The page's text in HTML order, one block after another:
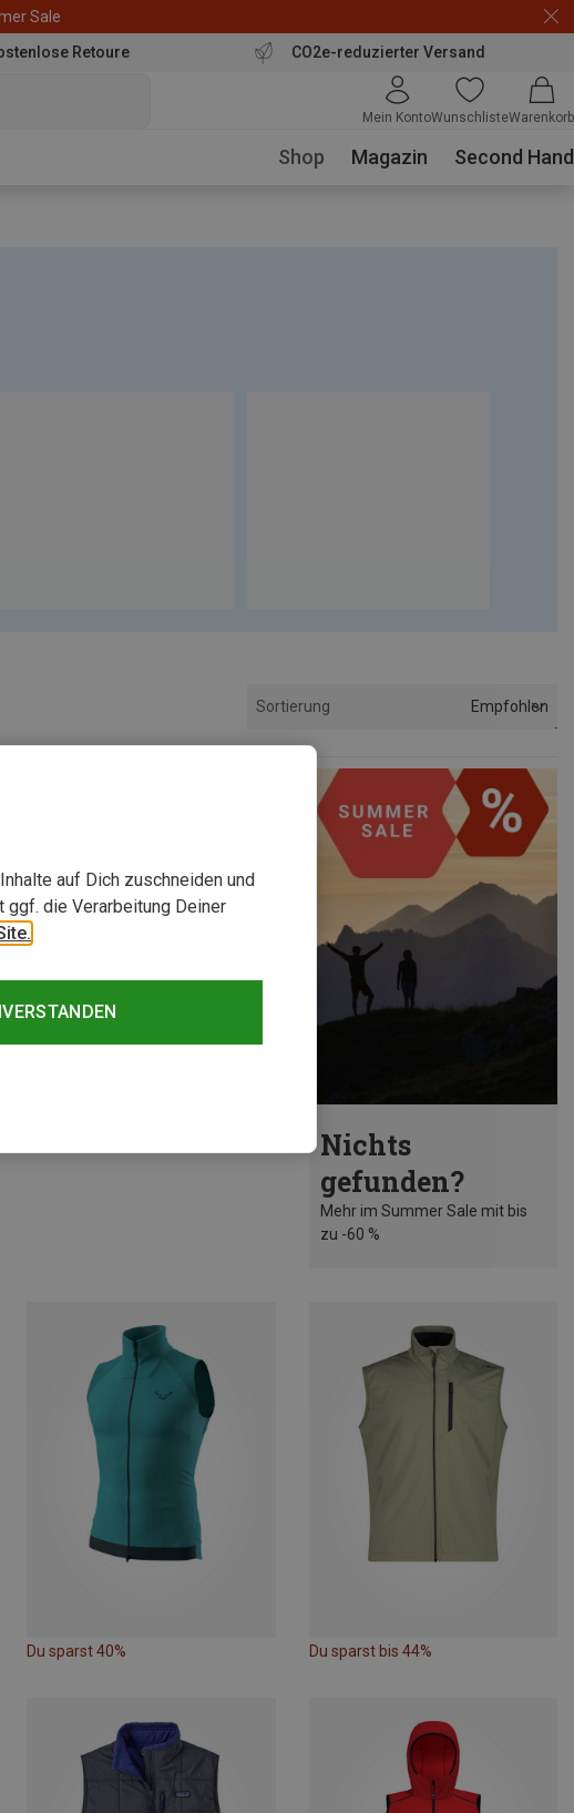
Sale
Retoure CO2e-reduzierter Versand
Mein KontoWunschlisteWarenkorb
Shop Magazin Second Hand
Sortierung Empfohlen
Nichts
gefunden?
Mehr im Summer Sale mit bis
zu -60 %
Du sparst 40% Du sparst bis 44%
auf Dich zuschneiden und
die Verarbeitung Deiner